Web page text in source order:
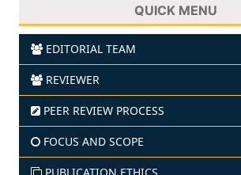
QUICK MENU
EDITORIAL TEAM
REVIEWER
PEER REVIEW PROCESS
FOCUS AND SCOPE